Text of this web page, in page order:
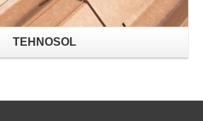
TEHNOSOL